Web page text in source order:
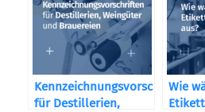
Kennzeichnungsvorschriften
für Destillerien,
Wie